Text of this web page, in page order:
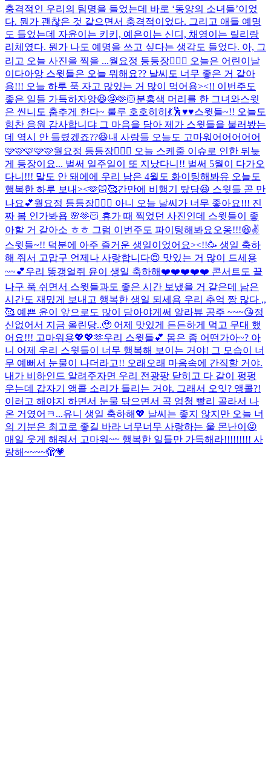
충격적인 우리의 팀명을 들었는데 바로 ‘동양의 소녀들’이었
다. 뭔가 괜찮은 것 같으면서 충격적이었다. 그리고 애들 예명
도 들었는데 자윤이는 키키, 예은이는 신디, 채영이는 릴리랑
리체였다. 뭔가 나도 예명을 쓰고 싶다는 생각도 들었다. 아, 그
리고 오늘 사진을 찍을 ...월요정 등등장🧚🏻‍♀️ 오늘은 어린이날
이다아앙 스윗들은 오늘 뭐해요?? 날씨도 너무 좋은 거 같아
용!!! 오늘 하루 푹 자고 많있는 거 많이 먹어용><!! 이번주도
좋은 일들 가득하자앙😆🤩🫶🏻분홍색 머리를 한 그녀와스윗
은 씬니도 춤추게 한다~ 룰루 호호히히💃🕺♥️♥️스윗들~!! 오늘도
힘찬 응원 감사합니댜 그 마음을 담아 제가 스윗들을 불러봤는
데 역시 안 들렸겠죠??😆내 사랑들 오늘도 고마워어어어어어
🩷🩷🩷🩷🩷월요정 등등장🧚🏻‍♀️ 오늘 스케줄 이슈로 인한 뒤늦
게 등장이요... 벌써 일주일이 또 지났다니!! 벌써 5월이 다가오
다니!!! 말도 안 돼에에 우리 남은 4월도 화이팅해봐유 오늘도
행복한 하루 보내><🫶🏻🥰간만에 비행기 탔당😆 스윗들 곧 만
나요💕월요정 등등장🧚🏻‍♀️ 아니 오늘 날씨가 너무 좋아요!!! 진
짜 봄 인가봐욥 🌸🫶🏻 휴가 때 찍었던 사진인데 스윗들이 좋
아할 거 같아소 ㅎㅎ 그럼 이번주도 파이팅해봐요오옹!!!😆✌️
스윗들~!! 덕분에 아주 즐거운 생일이었어요><!!🥳 생일 축하
해 줘서 고맙구 언제나 사랑합니다😍 맛있는 거 많이 드세용
~~💕우리 똥갱얼쥐 윤이 생일 축하해❤️❤️❤️❤️❤️ 콘서트도 끝
나구 푹 쉬면서 스윗들과도 좋은 시간 보냈을 거 같은데 남은
시간도 재밌게 보내고 행복한 생일 되세욤 우리 추억 짱 많다 ,,
🥰 예쁜 윤이 앞으로도 많이 담아야게써 알라뷰 공주 ~~~😘정
신없어서 지금 올린당..🥹 어제 맛있게 든든하게 먹고 무대 했
어요!!! 고마워용💖💖🫶우리 스윗들💕 몸은 좀 어떤가아~? 아
니 어제 우리 스윗들이 너무 행복해 보이는 거야! 그 모습이 너
무 예뻐서 눈물이 나더라고!! 오래오래 마음속에 간직할 거야.
내가 비하인드 알려주자면 우리 전광팡 닫히고 다 같이 펑펑
우는데 갑자기 앵콜 소리가 들리는 거야. 그래서 오잇? 앵콜?!
이러고 해야지 하면서 눈물 닦으면서 곡 엄청 빨리 골라서 나
온 거였어ㅋ...유니 생일 축하해💖 날씨는 좋지 않지만 오늘 너
의 기분은 최고로 좋길 바라 너무너무 사랑하는 울 몬난이😜
매일 웃게 해줘서 고마워~~ 행복한 일들만 가득해라!!!!!!!!! 사
랑해~~~~🫣💗